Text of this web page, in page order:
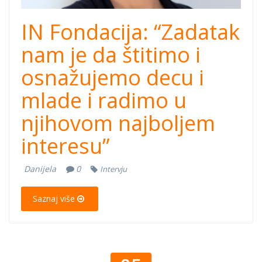
IN Fondacija: “Zadatak
nam je da štitimo i
osnažujemo decu i
mlade i radimo u
njihovom najboljem
interesu”
Danijela 0 Intervju
Saznaj više